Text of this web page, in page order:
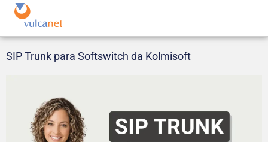
SIP Trunk para Softswitch da Kolmisoft